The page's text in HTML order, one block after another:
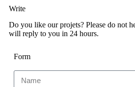
Write
Do you like our projets? Please do not
will reply to you in 24 hours.
Form